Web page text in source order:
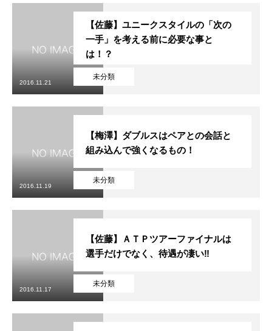
未分類
【佐藤】ユニークスタイルの「次の
一手」を考える前に必要な事と
は！？
2016.11.21
未分類
【梅澤】ダブルスはペアとの会話と
組み込んで強くなるもの！
2016.11.19
未分類
【佐藤】ＡＴＰツアーファイナルは
選手だけでなく、待遇が凄い‼
2016.11.17